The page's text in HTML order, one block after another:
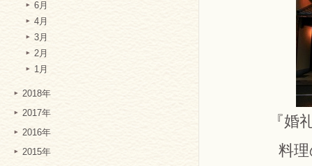
6月
4月
3月
2月
1月
2018年
2017年
2016年
2015年
『婚
料